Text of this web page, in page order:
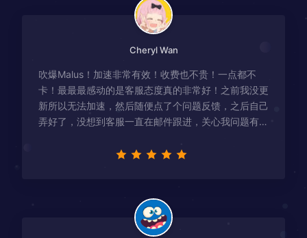
Cheryl Wan
吹爆Malus！加速非常有效！收费也不贵！一点都不
卡！最最最感动的是客服态度真的非常好！之前我没更
新所以无法加速，然后随便点了个问题反馈，之后自己
弄好了，没想到客服一直在邮件跟进，关心我问题有没